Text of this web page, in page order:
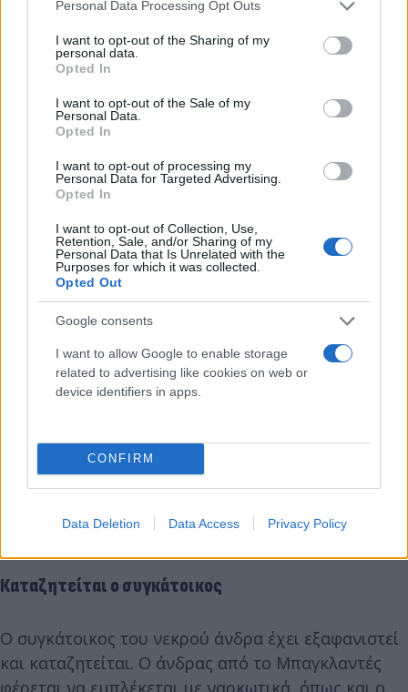
not limited to your visit or usage behaviour. You may click to
grant or deny consent to Google and its third-party tags to
use your data for below specified purposes in below Google
consent section.
Personal Data Processing Opt Outs
I want to opt-out of the Sharing of my
personal data.
Opted In
I want to opt-out of the Sale of my
Personal Data.
Opted In
I want to opt-out of processing my
Personal Data for Targeted Advertising.
Opted In
I want to opt-out of Collection, Use,
Retention, Sale, and/or Sharing of my
Personal Data that Is Unrelated with the
Purposes for which it was collected.
Opted Out
Google consents
I want to allow Google to enable storage
related to advertising like cookies on web or
device identifiers in apps.
CONFIRM
Data Deletion Data Access Privacy Policy
του θύματος.
Καταζητείται ο συγκάτοικος
Ο συγκάτοικος του νεκρού άνδρα έχει εξαφανιστεί
και καταζητείται. Ο άνδρας από το Μπαγκλαντές
φέρεται να εμπλέκεται με ναρκωτικά, όπως και ο